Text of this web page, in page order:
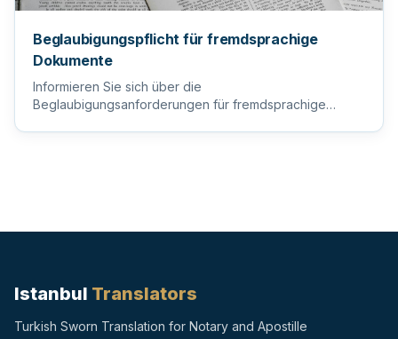
Beglaubigungspflicht für fremdsprachige
Dokumente
Informieren Sie sich über die
Beglaubigungsanforderungen für fremdsprachige
Istanbul Translators
Turkish Sworn Translation for Notary and Apostille